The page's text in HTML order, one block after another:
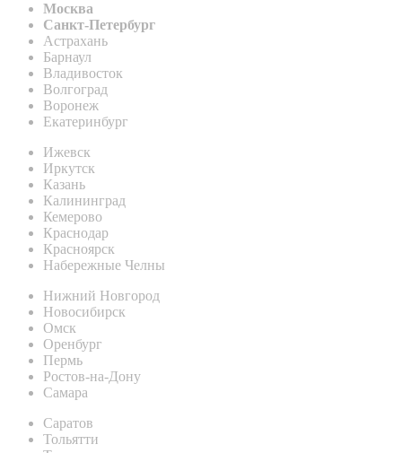
Москва
Санкт-Петербург
Астрахань
Барнаул
Владивосток
Волгоград
Воронеж
Екатеринбург
Ижевск
Иркутск
Казань
Калининград
Кемерово
Краснодар
Красноярск
Набережные Челны
Нижний Новгород
Новосибирск
Омск
Оренбург
Пермь
Ростов-на-Дону
Самара
Саратов
Тольятти